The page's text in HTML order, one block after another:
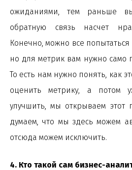
ожиданиями, тем раньше
обратную связь насчет
Конечно, можно все попытаться
но для метрик вам нужно само
То есть нам нужно понять, как
оценить метрику, а потом
улучшить, мы открываем этот
думаем, что мы здесь можем
отсюда можем исключить.
4. Кто такой сам бизнес-